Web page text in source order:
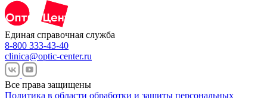
Единая справочная служба
8-800 333-43-40
clinica@optic-center.ru
Все права защищены
Политика в области обработки и защиты персональных